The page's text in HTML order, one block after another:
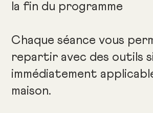
la fin du programme
Chaque séance vous
repartir avec des outils
immédiatement
maison.